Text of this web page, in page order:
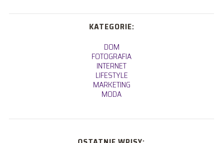
KATEGORIE:
DOM
FOTOGRAFIA
INTERNET
LIFESTYLE
MARKETING
MODA